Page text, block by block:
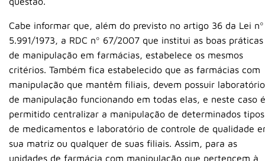
Cabe informar que, além do previsto no artigo 36 da Lei nº
5.991/1973, a RDC nº 67/2007 que institui as boas práticas
de manipulação em farmácias, estabelece os mesmos
critérios. Também fica estabelecido que as farmácias com
manipulação que mantêm filiais, devem possuir
de manipulação funcionando em todas elas, e neste caso é
permitido centralizar a manipulação de determinados tipos
de medicamentos e laboratório de controle de qualidade
sua matriz ou qualquer de suas filiais. Assim, para as
unidades de farmácia com manipulação que pertencem à